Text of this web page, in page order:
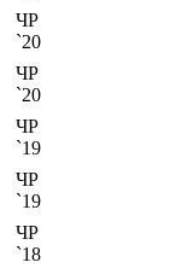
ЧР
`20
ЧР
`20
ЧР
`19
ЧР
`19
ЧР
`18